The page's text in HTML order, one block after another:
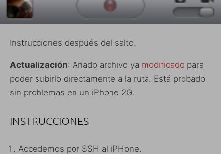
Instrucciones después del salto.
Actualización: Añado archivo ya modificado para
poder subirlo directamente a la ruta. Está probado
sin problemas en un iPhone 2G.
INSTRUCCIONES
Accedemos por SSH al iPHone.